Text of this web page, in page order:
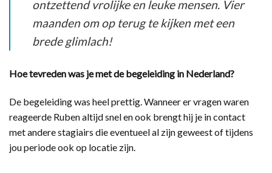
ontzettend vrolijke en leuke mensen. Vier
maanden om op terug te kijken met een
brede glimlach!
Hoe tevreden was je met de begeleiding in Nederland?
De begeleiding was heel prettig. Wanneer er vragen waren
reageerde Ruben altijd snel en ook brengt hij je in contact
met andere stagiairs die eventueel al zijn geweest of tijdens
jou periode ook op locatie zijn.